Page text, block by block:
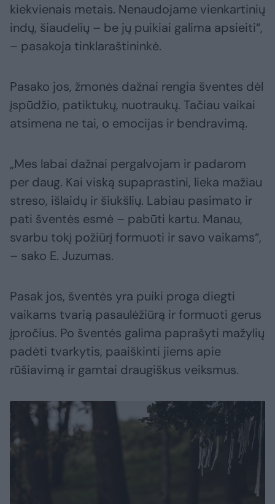
kiekvienais metais. Nenaudojame vienkartinių
indų, šiaudelių – be jų puikiai galima apsieiti“,
– pasakoja tinklaraštininkė.
Pasako jos, žmonės dažnai rengia šventes dėl
įspūdžio, patiktukų, nuotraukų. Tačiau vaikai
atsimena ne tai, o emocijas ir bendravimą.
„Mes labai dažnai pergalvojam ir padarom
per daug. Kai viską supaprastini, lieka mažiau
streso, išlaidų ir šiukšlių. Labiau pasimato ir
pati šventės esmė – pabūti kartu. Manau,
svarbu tokį požiūrį formuoti ir savo vaikams“,
– sako E. Juzumas.
Pasak jos, šventės yra puiki proga diegti
vaikams tvarią pasaulėžiūrą ir formuoti gerus
įpročius. Po šventės galima paprašyti mažylių
padėti tvarkytis, paaiškinti jiems apie
rūšiavimą ir gamtai draugiškus veiksmus.